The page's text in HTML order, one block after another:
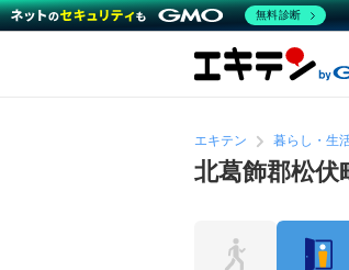
エキテン 暮らし・生
北葛飾郡松伏
無料診断